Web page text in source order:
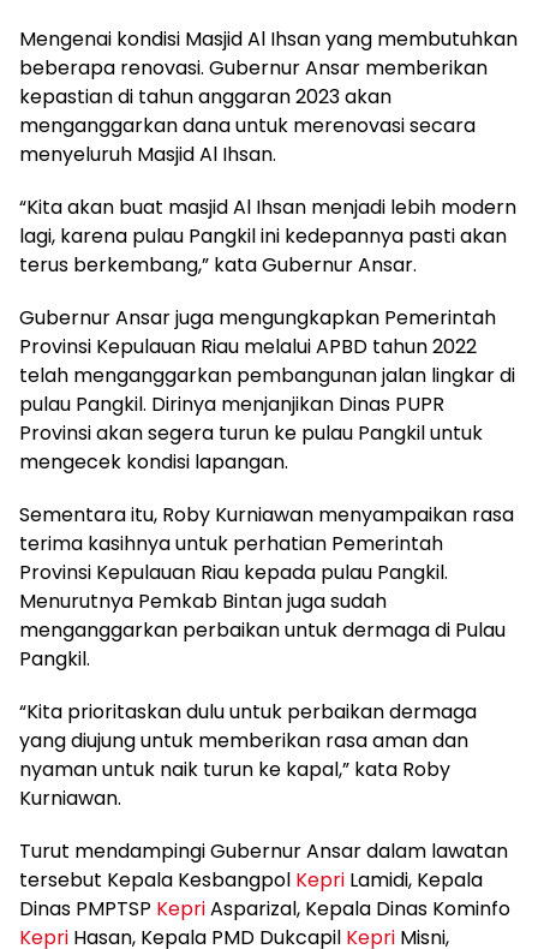
Mengenai kondisi Masjid Al Ihsan yang membutuhkan
beberapa renovasi. Gubernur Ansar memberikan
kepastian di tahun anggaran 2023 akan
menganggarkan dana untuk merenovasi secara
menyeluruh Masjid Al Ihsan.
“Kita akan buat masjid Al Ihsan menjadi lebih modern
lagi, karena pulau Pangkil ini kedepannya pasti akan
terus berkembang,” kata Gubernur Ansar.
Gubernur Ansar juga mengungkapkan Pemerintah
Provinsi Kepulauan Riau melalui APBD tahun 2022
telah menganggarkan pembangunan jalan lingkar di
pulau Pangkil. Dirinya menjanjikan Dinas PUPR
Provinsi akan segera turun ke pulau Pangkil untuk
mengecek kondisi lapangan.
Sementara itu, Roby Kurniawan menyampaikan rasa
terima kasihnya untuk perhatian Pemerintah
Provinsi Kepulauan Riau kepada pulau Pangkil.
Menurutnya Pemkab Bintan juga sudah
menganggarkan perbaikan untuk dermaga di Pulau
Pangkil.
“Kita prioritaskan dulu untuk perbaikan dermaga
yang diujung untuk memberikan rasa aman dan
nyaman untuk naik turun ke kapal,” kata Roby
Kurniawan.
Turut mendampingi Gubernur Ansar dalam lawatan
tersebut Kepala Kesbangpol Kepri Lamidi, Kepala
Dinas PMPTSP KepriAsparizal, Kepala Dinas Kominfo
Kepri Hasan, Kepala PMD Dukcapil Kepri Misni,